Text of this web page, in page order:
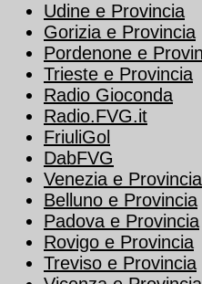
Udine e Provincia
Gorizia e Provincia
Pordenone e
Trieste e Provincia
Radio Gioconda
Radio.FVG.it
FriuliGol
DabFVG
Venezia e Provincia
Belluno e Provincia
Padova e Provincia
Rovigo e Provincia
Treviso e Provincia